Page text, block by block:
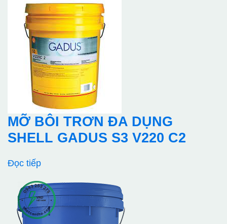
MỠ BÔI TRƠN ĐA DỤNG
SHELL GADUS S3 V220 C2
Đọc tiếp